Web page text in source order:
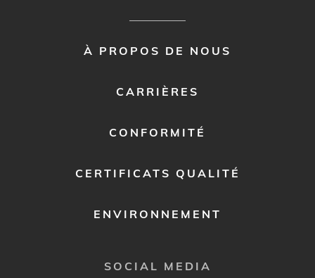
À PROPOS DE NOUS
CARRIÈRES
CONFORMITÉ
CERTIFICATS QUALITÉ
ENVIRONNEMENT
SOCIAL MEDIA